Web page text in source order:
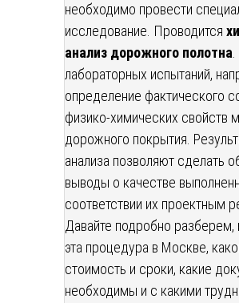
необходимо провести
исследование. Проводится
анализ дорожного полотна
лабораторных испытаний,
определение фактического
физико-химических свойств
дорожного покрытия.
анализа позволяют сделать
выводы о качестве
соответствии их проектным
Давайте подробно разберем,
эта процедура в Москве,
стоимость и сроки, какие
необходимы и с какими